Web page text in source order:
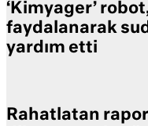
‘Kimyager’
faydalanarak
yardım etti
Rahatlatan